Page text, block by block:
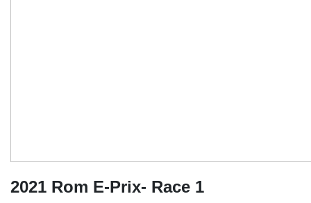
2021 Rom E-Prix- Race 1